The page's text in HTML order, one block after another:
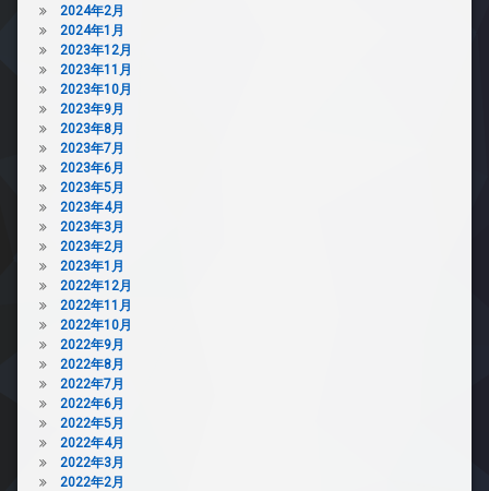
2024年2月
2024年1月
2023年12月
2023年11月
2023年10月
2023年9月
2023年8月
2023年7月
2023年6月
2023年5月
2023年4月
2023年3月
2023年2月
2023年1月
2022年12月
2022年11月
2022年10月
2022年9月
2022年8月
2022年7月
2022年6月
2022年5月
2022年4月
2022年3月
2022年2月